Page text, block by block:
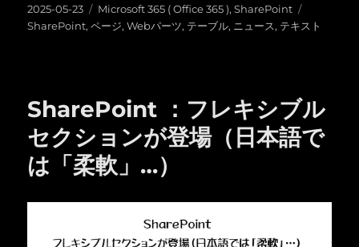
投
稿
2025-05-23
カ
テ
Microsoft 365 ( Office 365 ),SharePoint
グ
SharePoint,ページ,Webパーツ, テーブル, ニュース, テキスト
SharePoint ：フレキシブル
セクションが登場（日本語で
は「柔軟」…）